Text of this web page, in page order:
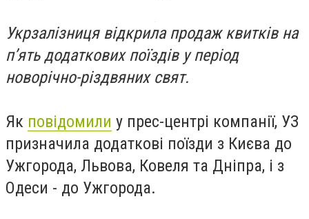
Укрзалізниця відкрила продаж квитків на
п’ять додаткових поїздів у період
новорічно-різдвяних свят.
Як повідомили у прес-центрі компанії, УЗ
призначила додаткові поїзди з Києва до
Ужгорода, Львова, Ковеля та Дніпра, і з
Одеси - до Ужгорода.